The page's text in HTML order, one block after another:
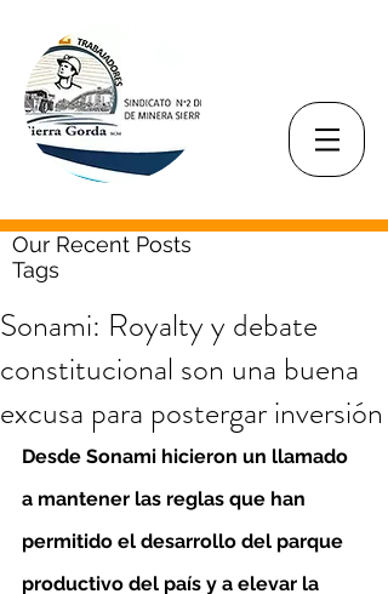
Our Recent Posts
Tags
Sonami: Royalty y debate
constitucional son una buena
excusa para postergar inversión
Desde Sonami hicieron un llamado
a mantener las reglas que han
permitido el desarrollo del parque
productivo del país y a elevar la